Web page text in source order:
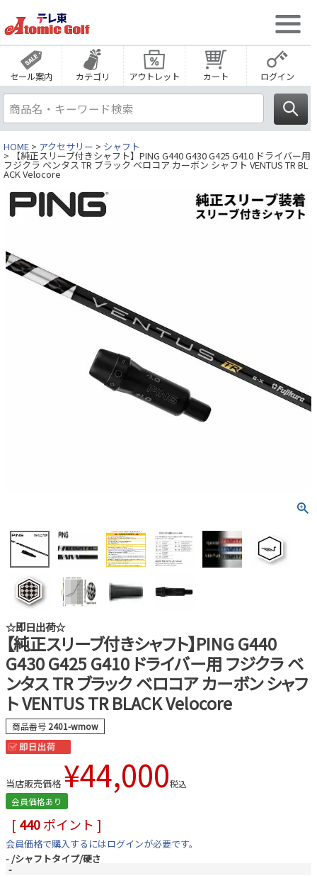
セール案内 カテゴリ アウトレット カート ログイン
HOME アクセサリー シャフト
【純正スリーブ付きシャフト】PING G440 G430 G425 G410 ドライバー用
フジクラ ベンタス TR ブラック ベロコア カーボン シャフト VENTUS TR BL
ACK Velocore
☆即日出荷☆
【純正スリーブ付きシャフト】PING G440
G430 G425 G410 ドライバー用 フジクラ ベ
ンタス TR ブラック ベロコア カーボン シャフ
ト VENTUS TR BLACK Velocore
商品番号 2401-wmow
当店販売価格 ¥44,000税込
会員価格あり
[ 440ポイント ]
会員価格で購入するにはログインが必要です。
- シャフトタイプ/硬さ
-